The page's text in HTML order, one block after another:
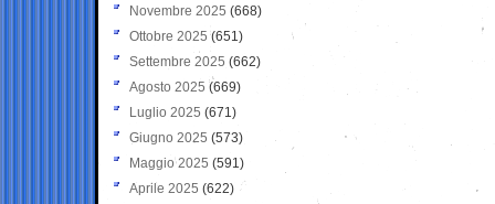
Novembre 2025 (668)
Ottobre 2025 (651)
Settembre 2025 (662)
Agosto 2025 (669)
Luglio 2025 (671)
Giugno 2025 (573)
Maggio 2025 (591)
Aprile 2025 (622)